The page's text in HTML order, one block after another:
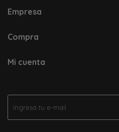
Empresa
Compra
Mi cuenta